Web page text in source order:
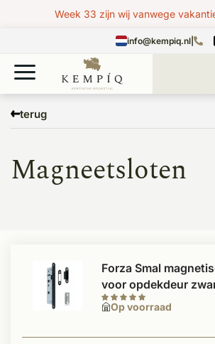
Week 33 zijn wij vanwege
info@kempiq.nl
terug
Deuren Binnendeurbeslag
Magneetsloten
Op voorraad
Forza Smal
voor opdekdeur